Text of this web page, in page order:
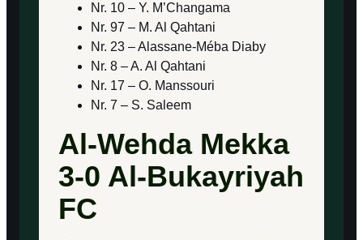
Nr. 10 – Y. M’Changama
Nr. 97 – M. Al Qahtani
Nr. 23 – Alassane-Méba Diaby
Nr. 8 – A. Al Qahtani
Nr. 17 – O. Manssouri
Nr. 7 – S. Saleem
Al-Wehda Mekka
3-0 Al-Bukayriyah
FC